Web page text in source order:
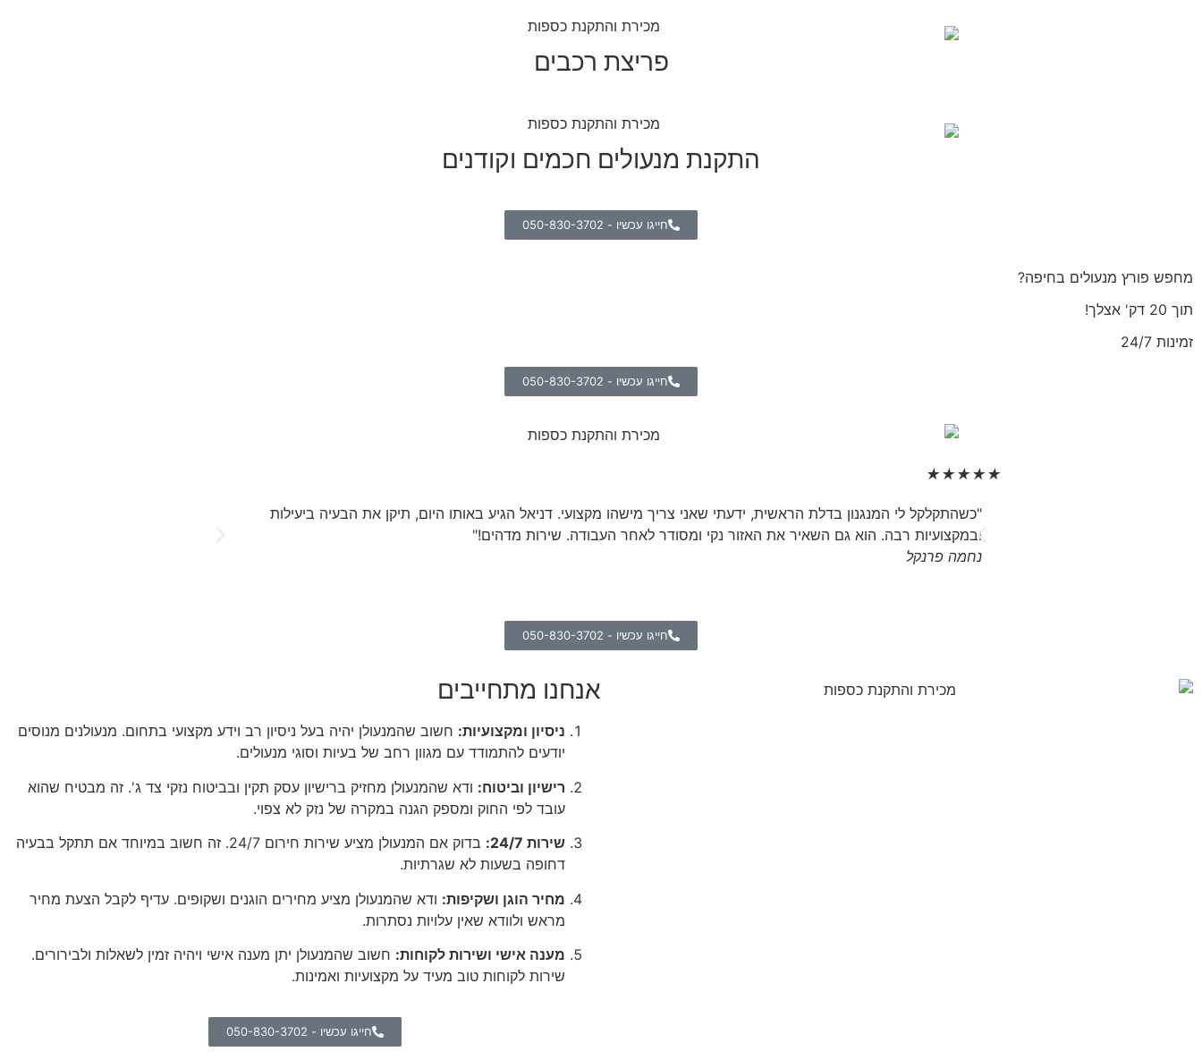
פריצת רכבים
התקנת מנעולים חכמים וקודנים
חייגו עכשיו - 050-830-3702
מחפש פורץ מנעולים בחיפה?
תוך 20 דק' אצלך!
זמינות 24/7
חייגו עכשיו - 050-830-3702
★
★
★
★
★
"כשהתקלקל לי המנגנון בדלת הראשית, ידעתי שאני צריך מישהו מקצועי. דניאל הגיע באותו היום, תיקן את הבעיה ביעילות
ובמקצועיות רבה. הוא גם השאיר את האזור נקי ומסודר לאחר העבודה. שירות מדהים!"
נחמה פרנקל
חייגו עכשיו - 050-830-3702
אנחנו מתחייבים
ניסיון ומקצועיות: חשוב שהמנעולן יהיה בעל ניסיון רב וידע מקצועי בתחום. מנעולנים מנוסים
יודעים להתמודד עם מגוון רחב של בעיות וסוגי מנעולים.
רישיון וביטוח: ודא שהמנעולן מחזיק ברישיון עסק תקין ובביטוח נזקי צד ג'. זה מבטיח שהוא
עובד לפי החוק ומספק הגנה במקרה של נזק לא צפוי.
שירות 24/7:
בדוק אם המנעולן מציע שירות חירום 24/7. זה חשוב במיוחד אם תתקל בבעיה
דחופה בשעות לא שגרתיות.
מחיר הוגן ושקיפות: ודא שהמנעולן מציע מחירים הוגנים ושקופים. עדיף לקבל הצעת מחיר
מראש ולוודא שאין עלויות נסתרות.
מענה אישי ושירות לקוחות: חשוב שהמנעולן יתן מענה אישי ויהיה זמין לשאלות ולבירורים.
שירות לקוחות טוב מעיד על מקצועיות ואמינות.
חייגו עכשיו - 050-830-3702